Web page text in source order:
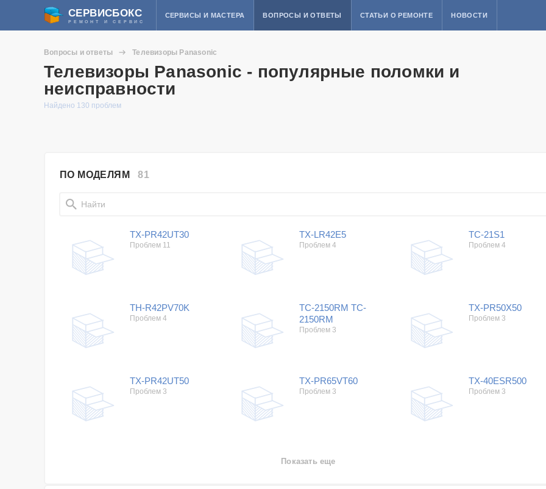
СЕРВИСБОКС
РЕМОНТ И СЕРВИС
СЕРВИСЫ И МАСТЕРА ВОПРОСЫ И ОТВЕТЫ СТАТЬИ О РЕМОНТЕ НОВОСТИ
Вопросы и ответы Телевизоры Panasonic
Телевизоры Panasonic - популярные поломки и
неисправности
Найдено 130 проблем
ПО МОДЕЛЯМ81
TX-PR42UT30
Проблем 11
TX-LR42E5
Проблем 4
TC-21S1
Проблем 4
TH-R42PV70K
Проблем 4
TC-2150RM TC-
2150RM
Проблем 3
TX-PR50X50
Проблем 3
TX-PR42UT50
Проблем 3
TX-PR65VT60
Проблем 3
TX-40ESR500
Проблем 3
Показать еще